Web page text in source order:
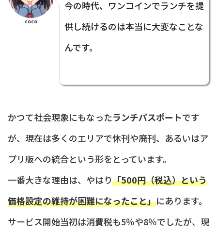
coco
今の時代、ワンコインでランチを提
供し続けるのは本当に大変なことな
んです。
かつて社会現象にもなったランチパスポートです
が、現在は多くのエリアで休刊や廃刊、あるいはア
プリ版への統合という形をとっています。
一番大きな理由は、やはり「500円（税込）という
価格設定の維持が困難になったこと」にあります。
サービス開始当初は消費税も5％や8％でしたが、現